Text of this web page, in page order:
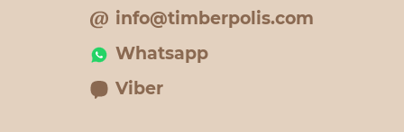
info@timberpolis.com
Whatsapp
Viber